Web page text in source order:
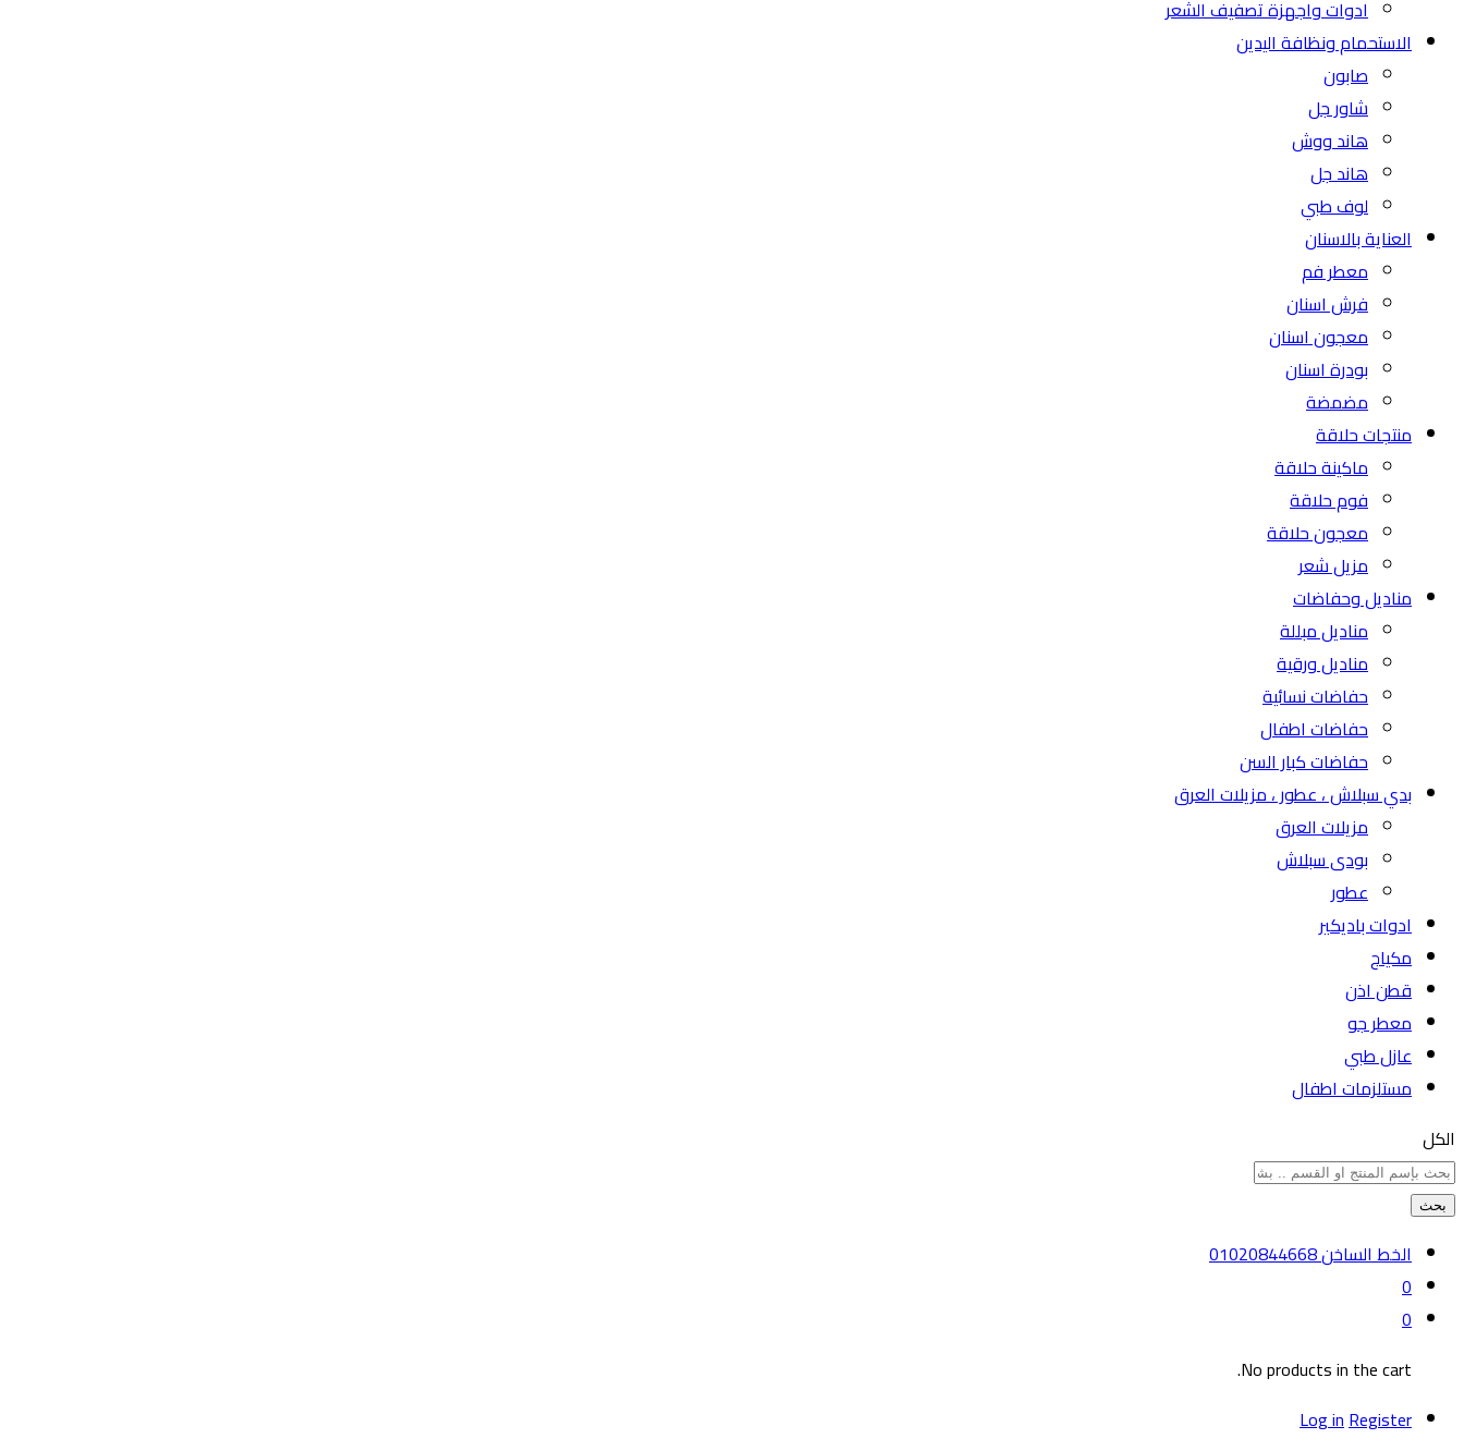
ادوات واجهزة تصفيف الشعر
الاستحمام ونظافة اليدين
صابون
شاور جل
هاند ووش
هاند جل
لوف طبي
العناية بالاسنان
معطر فم
فرش اسنان
معجون اسنان
بودرة اسنان
مضمضة
منتجات حلاقة
ماكينة حلاقة
فوم حلاقة
معجون حلاقة
مزيل شعر
مناديل وحفاضات
مناديل مبللة
مناديل ورقية
حفاضات نسائية
حفاضات اطفال
حفاضات كبار السن
بدي سبلاش ، عطور ، مزيلات العرق
مزيلات العرق
بودى سبلاش
عطور
ادوات باديكير
مكياج
قطن اذن
معطر جو
عازل طبي
مستلزمات اطفال
الكل
بحث
الخط الساخن01020844668
0
0
No products in the cart.
Log inRegister